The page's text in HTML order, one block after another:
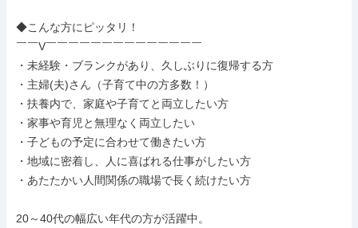
◆こんな方にピッタリ！
￣￣V￣￣￣￣￣￣￣￣￣￣￣￣￣￣
・未経験・ブランクがあり、久しぶりに復帰する方
・主婦(夫)さん（子育て中の方多数！）
・扶養内で、家庭や子育てと両立したい方
・家事や育児と無理なく両立したい
・子どもの予定に合わせて働きたい方
・地域に密着し、人に喜ばれる仕事がしたい方
・あたたかい人間関係の職場で長く続けたい方
20～40代の幅広い年代の方が活躍中。